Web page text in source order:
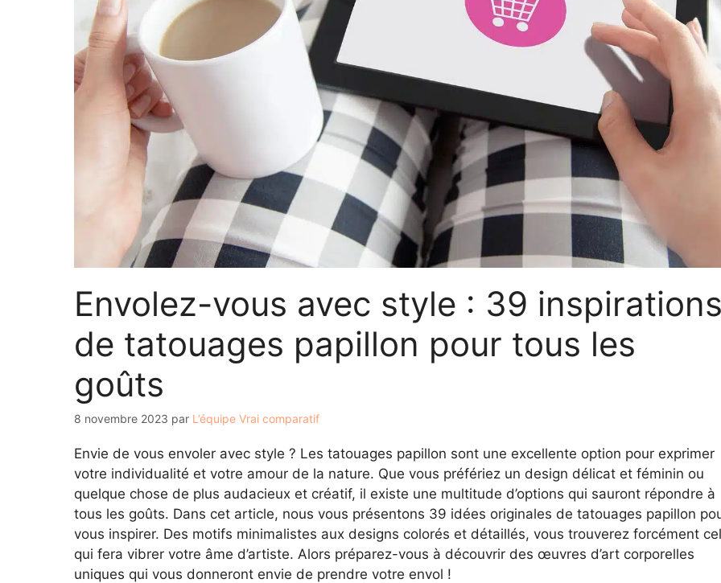
Envolez-vous avec style : 39
de tatouages papillon pour tous les
goûts
8 novembre 2023 par L’équipe Vrai comparatif
Envie de vous envoler avec style ? Les tatouages papillon sont une excellente option pour exprimer
votre individualité et votre amour de la nature. Que vous préfériez un design délicat et féminin ou
quelque chose de plus audacieux et créatif, il existe une multitude d’options qui sauront répondre à
tous les goûts. Dans cet article, nous vous présentons 39 idées originales de tatouages papillon
vous inspirer. Des motifs minimalistes aux designs colorés et détaillés, vous trouverez forcément
qui fera vibrer votre âme d’artiste. Alors préparez-vous à découvrir des œuvres d’art corporelles
uniques qui vous donneront envie de prendre votre envol !